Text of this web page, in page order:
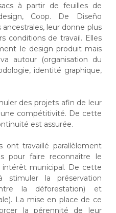
à partir de feuilles de
Coop. De Diseño
leur donne plus
conditions de travail. Elles
le design produit mais
autour (organisation du
identité graphique,
des projets afin de leur
compétitivité. De cette
est assurée.
ont travaillé parallèlement
pour faire reconnaître le
municipal. De cette
la préservation
la déforestation) et
La mise en place de ce
la pérennité de leur